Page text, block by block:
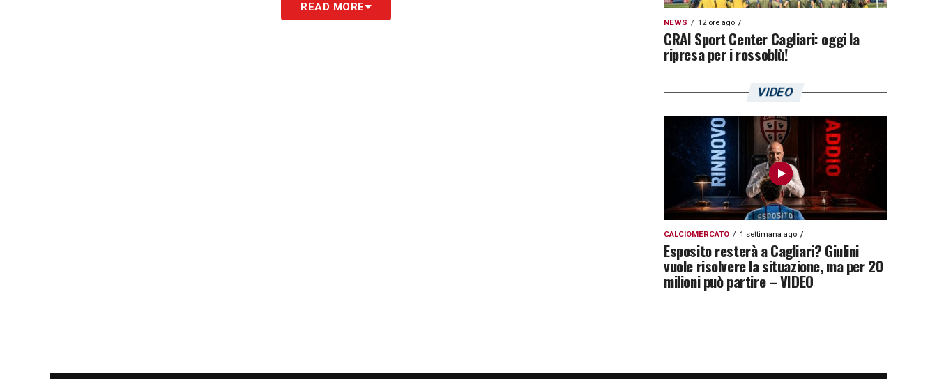
READ MORE
NEWS 12 ore ago
CRAI Sport Center Cagliari: oggi la
ripresa per i rossoblù!
VIDEO
CALCIOMERCATO 1 settimana ago
Esposito resterà a Cagliari? Giulini
vuole risolvere la situazione, ma per 20
milioni può partire – VIDEO